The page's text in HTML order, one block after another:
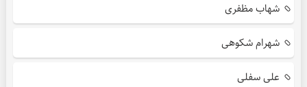
شهاب مظفری
شهرام شکوهی
علی سفلی